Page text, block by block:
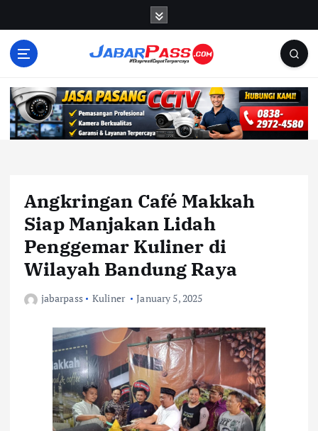
Angkringan Café Makkah
Siap Manjakan Lidah
Penggemar Kuliner di
Wilayah Bandung Raya
jabarpass Kuliner January 5, 2025